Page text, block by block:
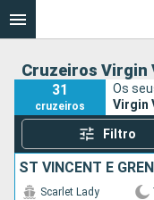
Cruzeiros Virgin
31
cruzeiros
Os
Virgin
Filtro
Scarlet Lady